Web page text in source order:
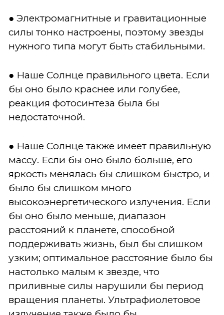
● Электромагнитные и гравитационные
силы тонко настроены, поэтому звезды
нужного типа могут быть стабильными.
● Наше Солнце правильного цвета. Если
бы оно было краснее или голубее,
реакция фотосинтеза была бы
недостаточной.
● Наше Солнце также имеет правильную
массу. Если бы оно было больше, его
яркость менялась бы слишком быстро, и
было бы слишком много
высокоэнергетического излучения. Если
бы оно было меньше, диапазон
расстояний к планете, способной
поддерживать жизнь, был бы слишком
узким; оптимальное расстояние было бы
настолько малым к звезде, что
приливные силы нарушили бы период
вращения планеты. Ультрафиолетовое